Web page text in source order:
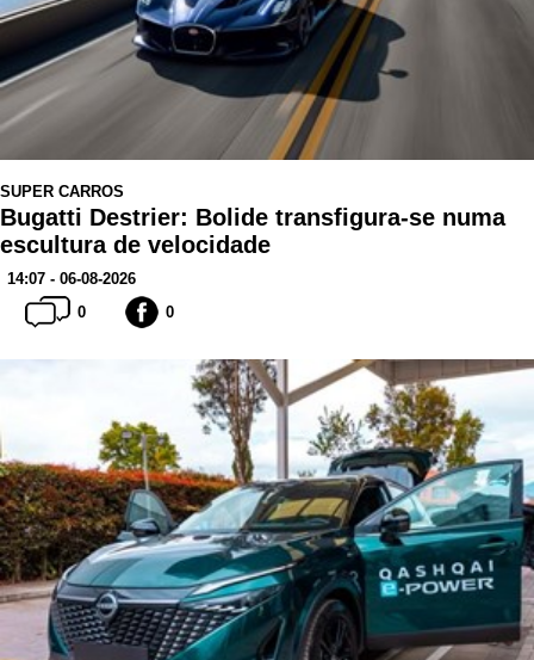
SUPER CARROS
Bugatti Destrier: Bolide transfigura-se numa
escultura de velocidade
14:07 - 06-08-2026
0
0